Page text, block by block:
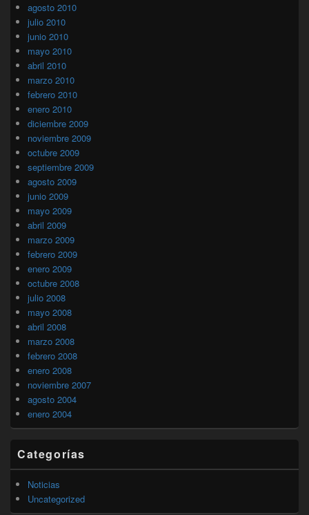
agosto 2010
julio 2010
junio 2010
mayo 2010
abril 2010
marzo 2010
febrero 2010
enero 2010
diciembre 2009
noviembre 2009
octubre 2009
septiembre 2009
agosto 2009
junio 2009
mayo 2009
abril 2009
marzo 2009
febrero 2009
enero 2009
octubre 2008
julio 2008
mayo 2008
abril 2008
marzo 2008
febrero 2008
enero 2008
noviembre 2007
agosto 2004
enero 2004
Categorías
Noticias
Uncategorized